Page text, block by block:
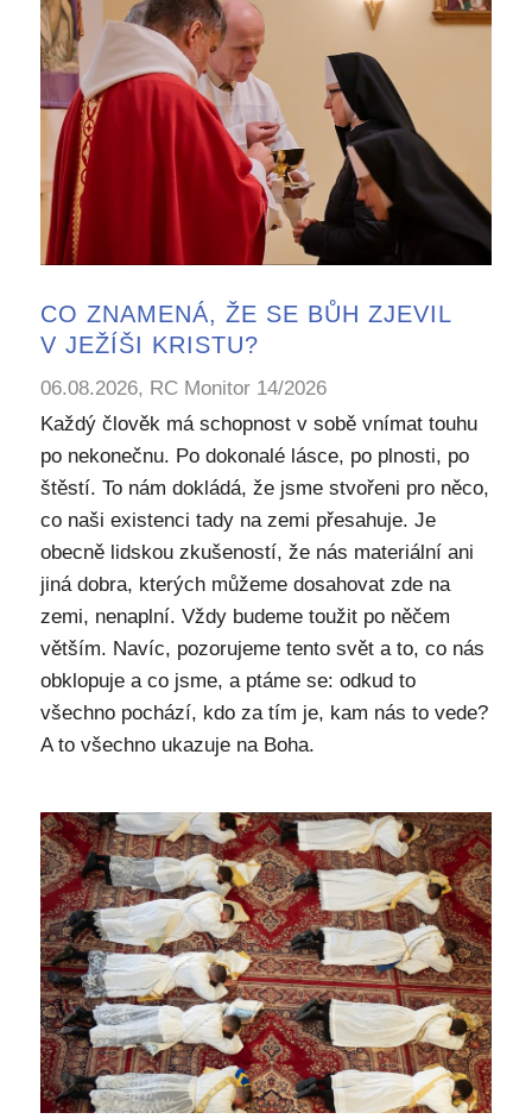
CO ZNAMENÁ, ŽE SE BŮH ZJEVIL
V JEŽÍŠI KRISTU?
06.08.2026, RC Monitor 14/2026
Každý člověk má schopnost v sobě vnímat touhu
po nekonečnu. Po dokonalé lásce, po plnosti, po
štěstí. To nám dokládá, že jsme stvořeni pro něco,
co naši existenci tady na zemi přesahuje. Je
obecně lidskou zkušeností, že nás materiální ani
jiná dobra, kterých můžeme dosahovat zde na
zemi, nenaplní. Vždy budeme toužit po něčem
větším. Navíc, pozorujeme tento svět a to, co nás
obklopuje a co jsme, a ptáme se: odkud to
všechno pochází, kdo za tím je, kam nás to vede?
A to všechno ukazuje na Boha.